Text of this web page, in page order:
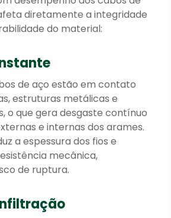
diretamente a integridade
do material:
de aço estão em contato
estruturas metálicas e
o que gera desgaste contínuo
e internas dos arames.
a espessura dos fios e
mecânica,
de ruptura.